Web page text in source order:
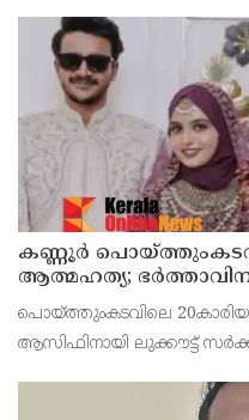
കണ്ണൂർ
ആത്മഹത്യ;
പൊയ്ത്തുംകടവിലെ
ആസിഫിനായി ലുക്കൗട്ട്
കടന്നതായാണ് സംശയം.